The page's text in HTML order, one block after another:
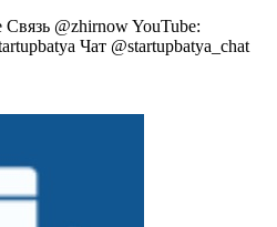
@zhirnow YouTube:
Чат @startupbatya_chat